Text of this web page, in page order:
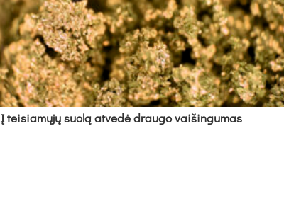
Į tei­sia­mų­jų suo­lą at­ve­dė drau­go vai­šin­gu­mas